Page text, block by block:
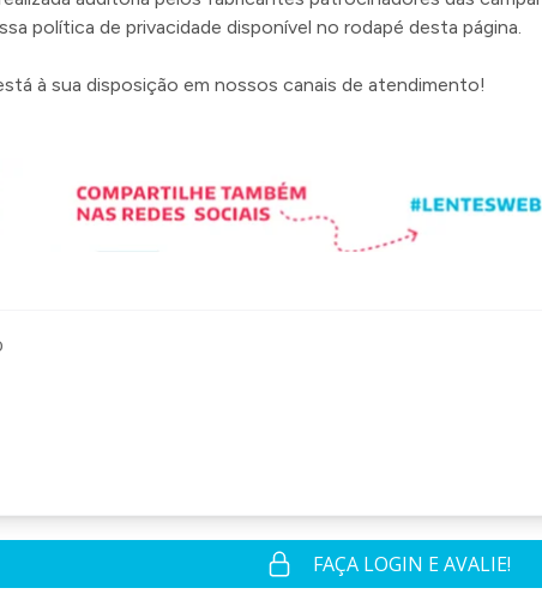
política de privacidade disponível no rodapé desta página.
à sua disposição em nossos canais de atendimento!
FAÇA LOGIN E AVALIE!